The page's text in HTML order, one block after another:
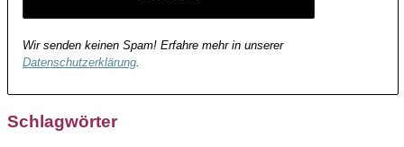
Wir senden keinen Spam! Erfahre mehr in unserer
Datenschutzerklärung
Schlagwörter